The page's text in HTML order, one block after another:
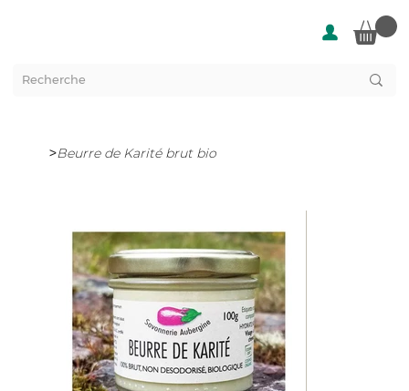
>Beurre de Karité brut bio